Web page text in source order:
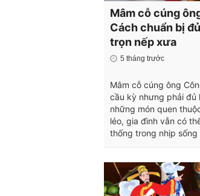
Mâm cỗ cúng
Cách chuẩn bị
trọn nếp xưa
5 tháng trước
Mâm cỗ cúng ông
cầu kỳ nhưng phải đủ
những món quen
léo, gia đình vẫn có
thống trong nhịp sống